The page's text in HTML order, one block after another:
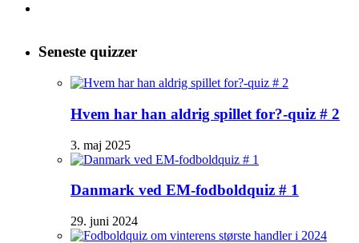
Seneste quizzer
Hvem har han aldrig spillet for?-quiz # 2
3. maj 2025
Danmark ved EM-fodboldquiz # 1
29. juni 2024